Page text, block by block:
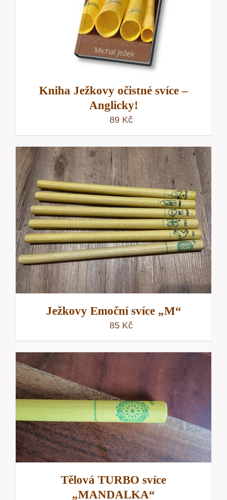
Kniha Ježkovy očistné svíce –
Anglicky!
89 Kč
Ježkovy Emoční svíce „M“
85 Kč
Tělová TURBO svíce
„MANDALKA“